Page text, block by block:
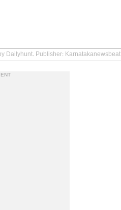
Dailyhunt. Publisher: Karnatakanewsbeat